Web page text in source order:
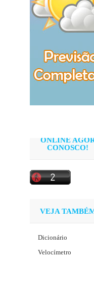
ONLINE
CONOSCO!
VEJA
Dicionário
Velocímetro